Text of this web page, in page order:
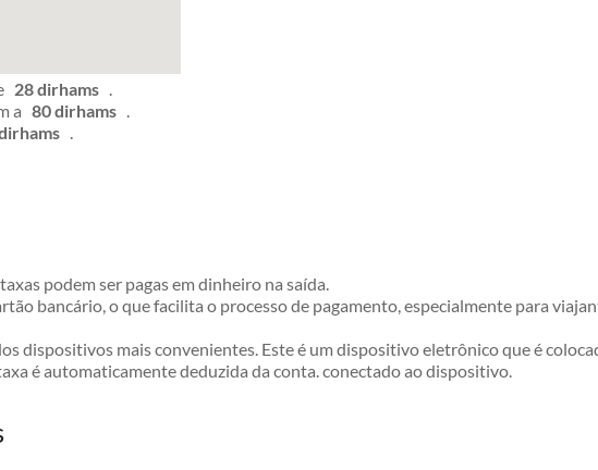
28 dirhams .
a 80 dirhams .
.
podem ser pagas em dinheiro na saída.
bancário, o que facilita o processo de pagamento, especialmente para
dispositivos mais convenientes. Este é um dispositivo eletrônico que é
é automaticamente deduzida da conta. conectado ao dispositivo.